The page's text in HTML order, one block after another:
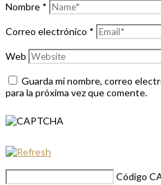
Nombre *
Correo electrónico *
Web
Guarda mi nombre, correo
para la próxima vez que comente.
Código